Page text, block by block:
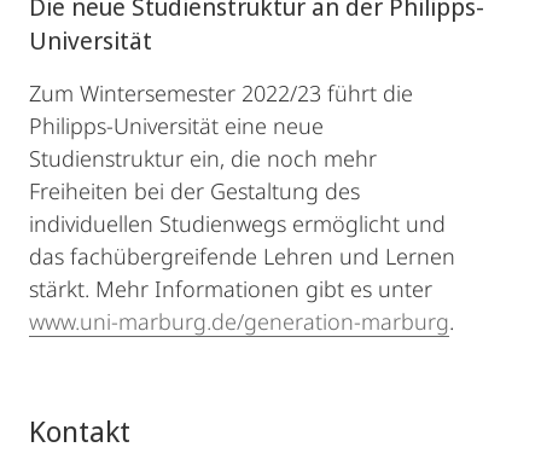
Die neue Studienstruktur an der Philipps-
Universität
Zum Wintersemester 2022/23 führt die
Philipps-Universität eine neue
Studienstruktur ein, die noch mehr
Freiheiten bei der Gestaltung des
individuellen Studienwegs ermöglicht und
das fachübergreifende Lehren und Lernen
stärkt. Mehr Informationen gibt es unter
www.uni-marburg.de/generation-marburg.
Kontakt